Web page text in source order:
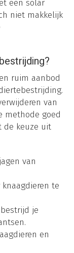
een solar
niet makkelijk
ruim aanbod
van
methode goed
de keuze uit
van
te
je
en